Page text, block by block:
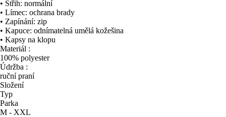
• Střih: normální
• Límec: ochrana brady
• Zapínání: zip
• Kapuce: odnímatelná umělá kožešina
• Kapsy na klopu
Materiál :
100% polyester
Údržba :
ruční praní
Složení
Typ
Parka
M - XXL